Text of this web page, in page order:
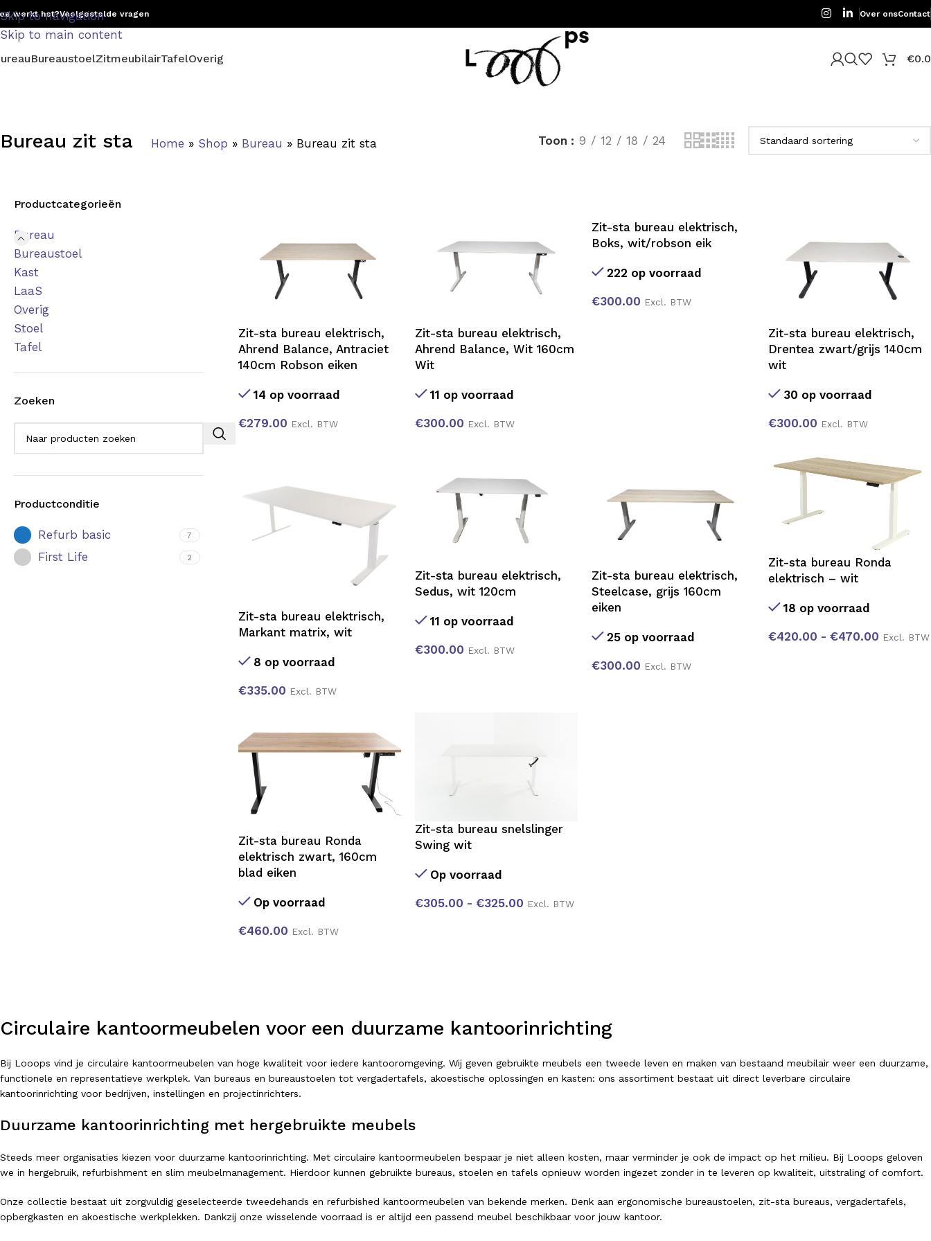
Skip to navigation
Skip to main content
werkt het?Veelgestelde vragen Over onsContact
BureaustoelZitmeubilairTafelOverig €
Bureau zit sta Home » Shop » Bureau » Bureau zit sta Toon 9 12 18 24
Productcategorieën
Bureau
Bureaustoel
Kast
LaaS
Overig
Stoel
Tafel
Zoeken
Productconditie
Refurb basic 7
First Life 2
Zit-sta bureau elektrisch,
Ahrend Balance, Antraciet
140cm Robson eiken
14 op voorraad
€279.00 Excl. BTW
Zit-sta bureau elektrisch,
Ahrend Balance, Wit 160cm
Wit
11 op voorraad
€300.00 Excl. BTW
Zit-sta bureau elektrisch,
Boks, wit/robson eik
222 op voorraad
€300.00 Excl. BTW
Zit-sta bureau elektrisch,
Drentea zwart/grijs 140cm
wit
30 op voorraad
€300.00 Excl. BTW
Zit-sta bureau elektrisch,
Markant matrix, wit
8 op voorraad
€335.00 Excl. BTW
Zit-sta bureau elektrisch,
Sedus, wit 120cm
11 op voorraad
€300.00 Excl. BTW
Zit-sta bureau elektrisch,
Steelcase, grijs 160cm
eiken
25 op voorraad
€300.00 Excl. BTW
Zit-sta bureau Ronda
elektrisch – wit
18 op voorraad
€420.00 - €470.00 Excl. BTW
Zit-sta bureau Ronda
elektrisch zwart, 160cm
blad eiken
Op voorraad
€460.00 Excl. BTW
Zit-sta bureau snelslinger
Swing wit
Op voorraad
€305.00 - €325.00 Excl. BTW
Circulaire kantoormeubelen voor een duurzame kantoorinrichting
Bij Looops vind je circulaire kantoormeubelen van hoge kwaliteit voor iedere kantooromgeving. Wij geven gebruikte meubels een tweede leven en maken van bestaand meubilair weer een duurzame,
functionele en representatieve werkplek. Van bureaus en bureaustoelen tot vergadertafels, akoestische oplossingen en kasten: ons assortiment bestaat uit direct leverbare circulaire
kantoorinrichting voor bedrijven, instellingen en projectinrichters.
Duurzame kantoorinrichting met hergebruikte meubels
Steeds meer organisaties kiezen voor duurzame kantoorinrichting. Met circulaire kantoormeubelen bespaar je niet alleen kosten, maar verminder je ook de impact op het milieu. Bij Looops geloven
we in hergebruik, refurbishment en slim meubelmanagement. Hierdoor kunnen gebruikte bureaus, stoelen en tafels opnieuw worden ingezet zonder in te leveren op kwaliteit, uitstraling of comfort.
Onze collectie bestaat uit zorgvuldig geselecteerde tweedehands en refurbished kantoormeubelen van bekende merken. Denk aan ergonomische bureaustoelen, zit-sta bureaus, vergadertafels,
opbergkasten en akoestische werkplekken. Dankzij onze wisselende voorraad is er altijd een passend meubel beschikbaar voor jouw kantoor.